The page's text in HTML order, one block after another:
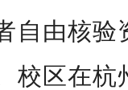
自由核验
校区在杭